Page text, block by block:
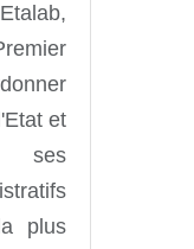
et
ses
plus